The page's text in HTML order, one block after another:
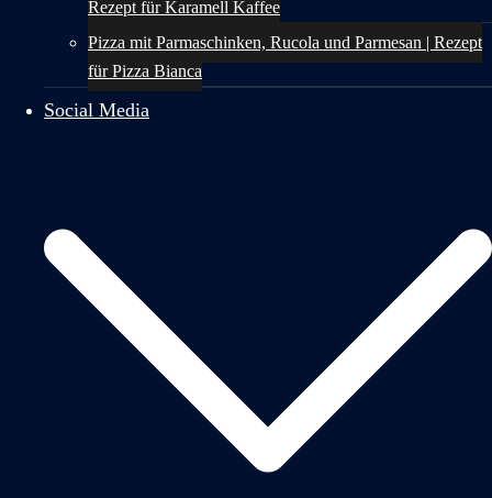
Rezept für Karamell Kaffee
Pizza mit Parmaschinken, Rucola und Parmesan | Rezept
für Pizza Bianca
Social Media